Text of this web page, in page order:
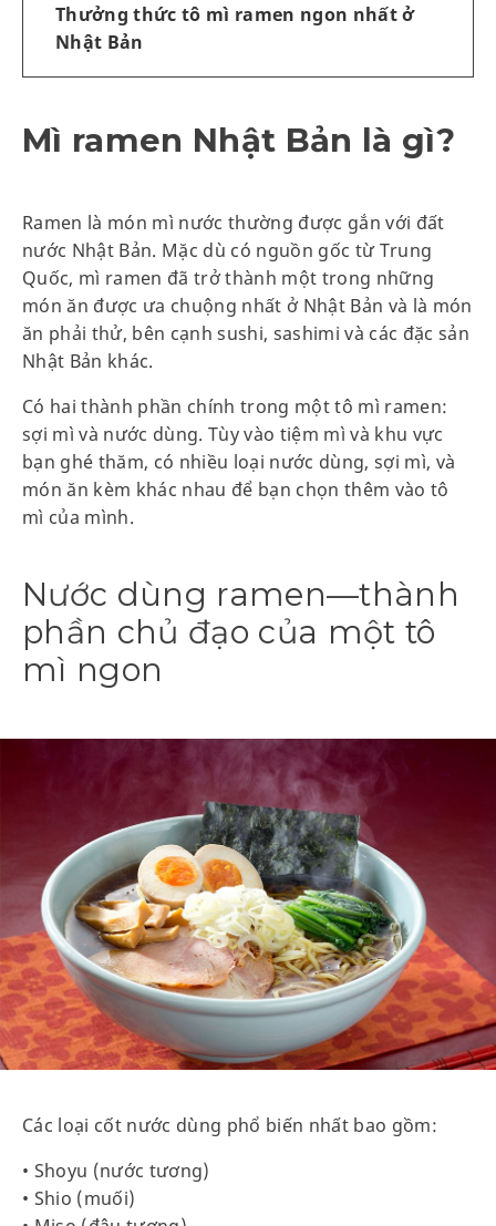
Thưởng thức tô mì ramen ngon nhất ở
Nhật Bản
Mì ramen Nhật Bản là gì?
Ramen là món mì nước thường được gắn với đất
nước Nhật Bản. Mặc dù có nguồn gốc từ Trung
Quốc, mì ramen đã trở thành một trong những
món ăn được ưa chuộng nhất ở Nhật Bản và là món
ăn phải thử, bên cạnh sushi, sashimi và các đặc sản
Nhật Bản khác.
Có hai thành phần chính trong một tô mì ramen:
sợi mì và nước dùng. Tùy vào tiệm mì và khu vực
bạn ghé thăm, có nhiều loại nước dùng, sợi mì, và
món ăn kèm khác nhau để bạn chọn thêm vào tô
mì của mình.
Nước dùng ramen—thành
phần chủ đạo của một tô
mì ngon
Các loại cốt nước dùng phổ biến nhất bao gồm:
• Shoyu (nước tương)
• Shio (muối)